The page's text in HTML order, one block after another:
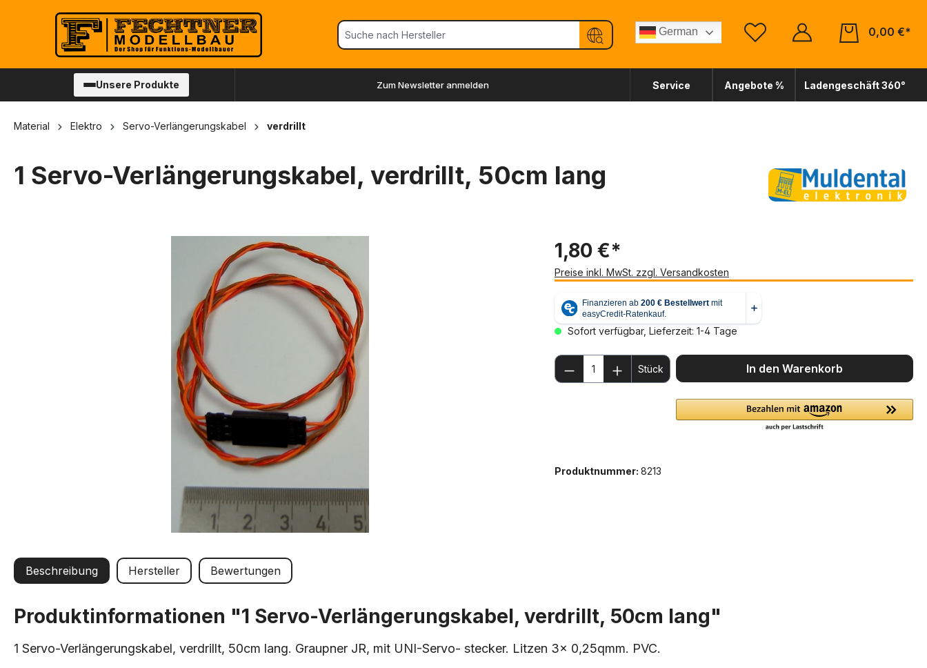
Zur Hauptnavigation springen
German
0,00 €*
Unsere Produkte Zum Newsletter anmelden Service Angebote % Ladengeschäft 360°
Material Elektro Servo-Verlängerungskabel verdrillt
1 Servo-Verlängerungskabel, verdrillt, 50cm lang
1,80 €*
Preise inkl. MwSt. zzgl. Versandkosten
Sofort verfügbar, Lieferzeit: 1-4 Tage
Produkt Anzahl: Gib den gewünschten Wert
Stück In den Warenkorb
Produktnummer: 8213
Beschreibung Hersteller Bewertungen
Produktinformationen "1 Servo-Verlängerungskabel, verdrillt, 50cm lang"
1 Servo-Verlängerungskabel, verdrillt, 50cm lang. Graupner JR, mit UNI-Servo- stecker. Litzen 3x 0,25qmm. PVC.